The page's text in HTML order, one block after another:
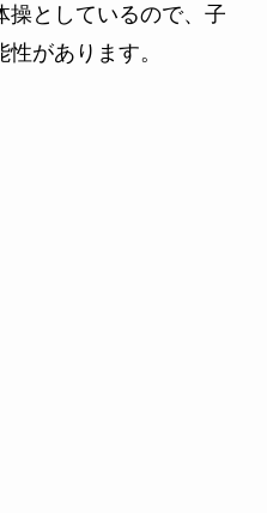
操としているので、子
があります。